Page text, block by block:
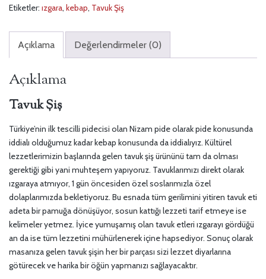
Etiketler: ızgara, kebap, Tavuk Şiş
Açıklama Değerlendirmeler (0)
Açıklama
Tavuk Şiş
Türkiye’nin ilk tescilli pidecisi olan Nizam pide olarak pide konusunda
iddialı olduğumuz kadar kebap konusunda da iddialıyız. Kültürel
lezzetlerimizin başlarında gelen tavuk şiş ürününü tam da olması
gerektiği gibi yani muhteşem yapıyoruz. Tavuklarımızı direkt olarak
ızgaraya atmıyor, 1 gün öncesiden özel soslarımızla özel
dolaplarımızda bekletiyoruz. Bu esnada tüm gerilimini yitiren tavuk eti
adeta bir pamuğa dönüşüyor, sosun kattığı lezzeti tarif etmeye ise
kelimeler yetmez. İyice yumuşamış olan tavuk etleri ızgarayı gördüğü
an da ise tüm lezzetini mühürlenerek içine hapsediyor. Sonuç olarak
masanıza gelen tavuk şişin her bir parçası sizi lezzet diyarlarına
götürecek ve harika bir öğün yapmanızı sağlayacaktır.